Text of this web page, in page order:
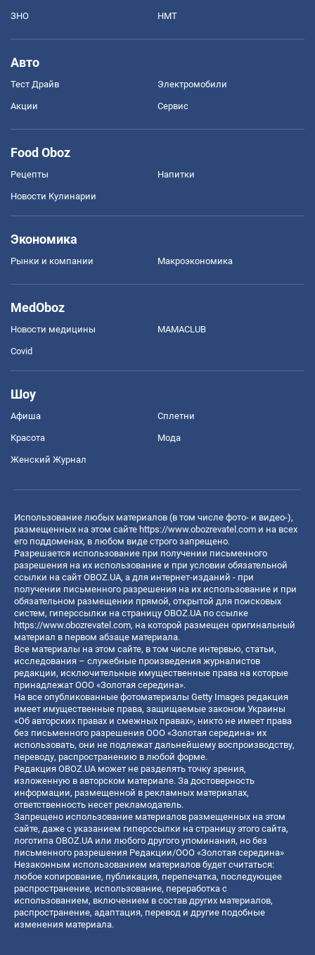
ЗНО НМТ
Авто
Тест Драйв Электромобили
Акции Сервис
Food Oboz
Рецепты Напитки
Новости Кулинарии
Экономика
Рынки и компании Mакроэкономика
MedOboz
Новости медицины MAMACLUB
Covid
Шоу
Афиша Сплетни
Красота Мода
Женский Журнал
Использование любых материалов (в том числе фото- и видео-),
размещенных на этом сайте https://www.obozrevatel.com и на всех
его поддоменах, в любом виде строго запрещено.
Разрешается использование при получении письменного
разрешения на их использование и при условии обязательной
ссылки на сайт OBOZ.UA, а для интернет-изданий - при
получении письменного разрешения на их использование и при
обязательном размещении прямой, открытой для поисковых
систем, гиперссылки на страницу OBOZ.UA по ссылке
https://www.obozrevatel.com, на которой размещен оригинальный
материал в первом абзаце материала.
Все материалы на этом сайте, в том числе интервью, статьи,
исследования – служебные произведения журналистов
редакции, исключительные имущественные права на которые
принадлежат ООО «Золотая середина».
На все опубликованные фотоматериалы Getty Images редакция
имеет имущественные права, защищаемые законом Украины
«Об авторских правах и смежных правах», никто не имеет права
без письменного разрешения ООО «Золотая середина» их
использовать, они не подлежат дальнейшему воспроизводству,
переводу, распространению в любой форме.
Редакция OBOZ.UA может не разделять точку зрения,
изложенную в авторском материале. За достоверность
информации, размещенной в рекламных материалах,
ответственность несет рекламодатель.
Запрещено использование материалов размещенных на этом
сайте, даже с указанием гиперссылки на страницу этого сайта,
логотипа OBOZ.UA или любого другого упоминания, но без
письменного разрешения Редакции/ООО «Золотая середина»
Незаконным использованием материалов будет считаться:
любое копирование, публикация, перепечатка, последующее
распространение, использование, переработка с
использованием, включением в состав других материалов,
распространение, адаптация, перевод и другие подобные
изменения материала.